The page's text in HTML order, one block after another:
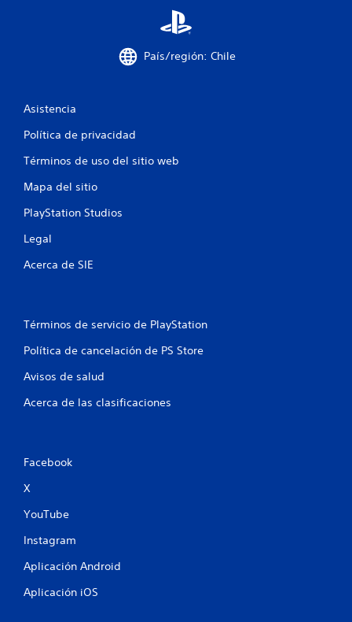
País/región: Chile
Asistencia
Política de privacidad
Términos de uso del sitio web
Mapa del sitio
PlayStation Studios
Legal
Acerca de SIE
Términos de servicio de PlayStation
Política de cancelación de PS Store
Avisos de salud
Acerca de las clasificaciones
Facebook
X
YouTube
Instagram
Aplicación Android
Aplicación iOS